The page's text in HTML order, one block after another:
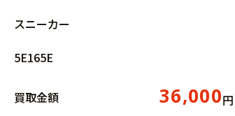
スニーカー
5E165E
買取金額 36,000円